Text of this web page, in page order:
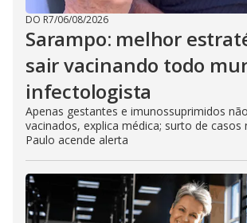
DO R7/06/08/2026
Sarampo: melhor
sair vacinando todo
infectologista
Apenas gestantes e imunossuprimidos
vacinados, explica médica; surto de casos
Paulo acende alerta